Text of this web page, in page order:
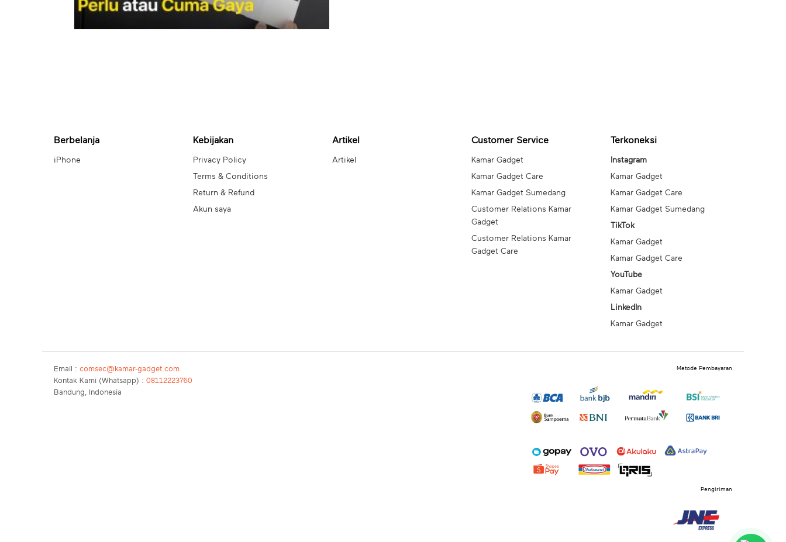
Berbelanja
iPhone
Kebijakan
Privacy Policy
Terms & Conditions
Return & Refund
Akun saya
Artikel
Artikel
Customer Service
Kamar Gadget
Kamar Gadget Care
Kamar Gadget Sumedang
Customer Relations Kamar
Gadget
Customer Relations Kamar
Gadget Care
Terkoneksi
Instagram
Kamar Gadget
Kamar Gadget Care
Kamar Gadget Sumedang
TikTok
Kamar Gadget
Kamar Gadget Care
YouTube
Kamar Gadget
LinkedIn
Kamar Gadget
Email : comsec@kamar-gadget.com
Kontak Kami (Whatsapp) : 08112223760
Bandung, Indonesia
Metode Pembayaran
Pengiriman